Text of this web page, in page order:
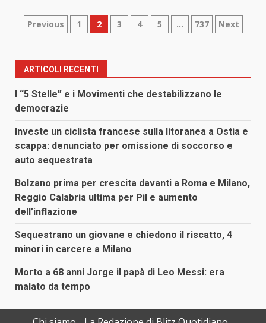
Paginazione
articoli
Previous 1 2 3 4 5 … 737 Next
ARTICOLI RECENTI
I “5 Stelle” e i Movimenti che destabilizzano le
democrazie
Investe un ciclista francese sulla litoranea a Ostia e
scappa: denunciato per omissione di soccorso e
auto sequestrata
Bolzano prima per crescita davanti a Roma e Milano,
Reggio Calabria ultima per Pil e aumento
dell’inflazione
Sequestrano un giovane e chiedono il riscatto, 4
minori in carcere a Milano
Morto a 68 anni Jorge il papà di Leo Messi: era
malato da tempo